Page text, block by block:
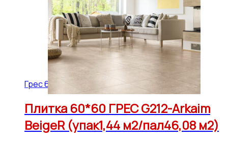
Грес 600*600 РЕКТ ГРАНИТЕЯ Матовый
Плитка 60*60 ГРЕС G212-Arkaim
BeigeR (упак1,44 м2/пал46,08 м2)